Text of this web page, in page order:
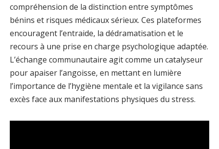
compréhension de la distinction entre symptômes
bénins et risques médicaux sérieux. Ces plateformes
encouragent l’entraide, la dédramatisation et le
recours à une prise en charge psychologique adaptée.
L’échange communautaire agit comme un catalyseur
pour apaiser l’angoisse, en mettant en lumière
l’importance de l’hygiène mentale et la vigilance sans
excès face aux manifestations physiques du stress.